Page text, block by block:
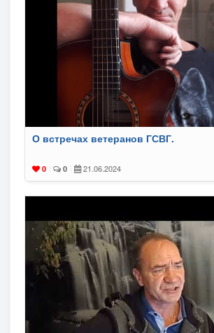
О встречах ветеранов ГСВГ.
0 0 21.06.2024